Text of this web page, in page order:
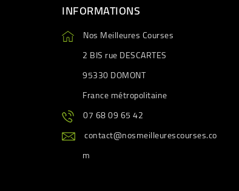
INFORMATIONS
Nos Meilleures Courses
2 BIS rue DESCARTES
95330 DOMONT
France métropolitaine
07 68 09 65 42
contact@nosmeilleurescourses.co
m